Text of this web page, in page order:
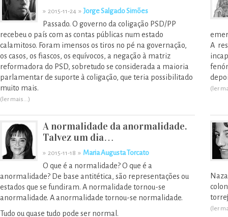
» 2015-11-24 » Jorge Salgado Simões
Passado. O governo da coligação PSD/PP
recebeu o país com as contas públicas num estado
calamitoso. Foram imensos os tiros no pé na governação,
os casos, os fiascos, os equívocos, a negação à matriz
reformadora do PSD, sobretudo se considerada a maioria
parlamentar de suporte à coligação, que teria possibilitado
muito mais.
(ler mais...)
A
(ler
A normalidade da anormalidade.
Talvez um dia…
» 2015-11-18 » Maria Augusta Torcato
O que é a normalidade? O que é a
anormalidade? De base antitética, são representações ou
estados que se fundiram. A normalidade tornou-se
anormalidade. A anormalidade tornou-se normalidade.
Tudo ou quase tudo pode ser normal.
(ler